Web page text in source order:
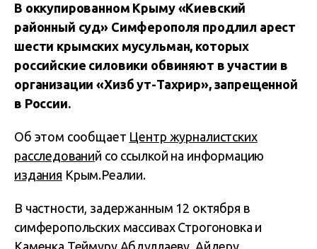
В оккупированном Крыму «Киевский
районный суд» Симферополя продлил арест
шести крымских мусульман, которых
российские силовики обвиняют в участии в
организации «Хизб ут-Тахрир», запрещенной
в России.
Об этом сообщает Центр журналистских
расследований со ссылкой на информацию
издания Крым.Реалии.
В частности, задержанным 12 октября в
симферопольских массивах Строгоновка и
Каменка Теймуру Абдуллаеву, Айдеру